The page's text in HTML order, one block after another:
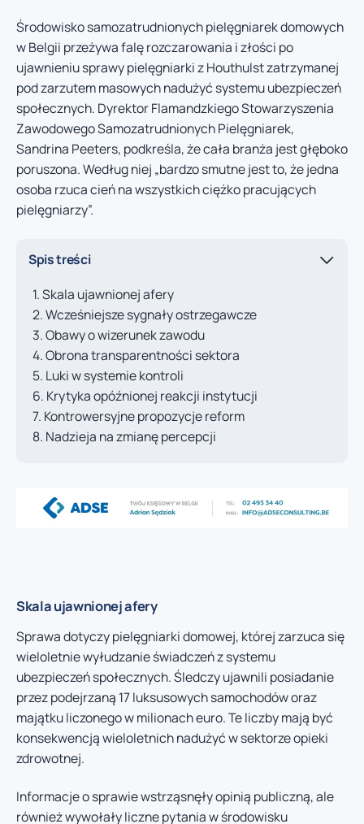
Środowisko samozatrudnionych pielęgniarek domowych
w Belgii przeżywa falę rozczarowania i złości po
ujawnieniu sprawy pielęgniarki z Houthulst zatrzymanej
pod zarzutem masowych nadużyć systemu ubezpieczeń
społecznych. Dyrektor Flamandzkiego Stowarzyszenia
Zawodowego Samozatrudnionych Pielęgniarek,
Sandrina Peeters, podkreśla, że cała branża jest głęboko
poruszona. Według niej „bardzo smutne jest to, że jedna
osoba rzuca cień na wszystkich ciężko pracujących
pielęgniarzy”.
Spis treści
Skala ujawnionej afery
Wcześniejsze sygnały ostrzegawcze
Obawy o wizerunek zawodu
Obrona transparentności sektora
Luki w systemie kontroli
Krytyka opóźnionej reakcji instytucji
Kontrowersyjne propozycje reform
Nadzieja na zmianę percepcji
Skala ujawnionej afery
Sprawa dotyczy pielęgniarki domowej, której zarzuca się
wieloletnie wyłudzanie świadczeń z systemu
ubezpieczeń społecznych. Śledczy ujawnili posiadanie
przez podejrzaną 17 luksusowych samochodów oraz
majątku liczonego w milionach euro. Te liczby mają być
konsekwencją wieloletnich nadużyć w sektorze opieki
zdrowotnej.
Informacje o sprawie wstrząsnęły opinią publiczną, ale
również wywołały liczne pytania w środowisku